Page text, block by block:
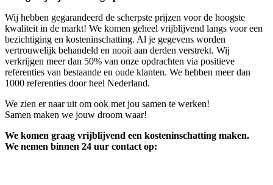
Wij hebben gegarandeerd de scherpste prijzen voor de hoogste
kwaliteit in de markt! We komen geheel vrijblijvend langs voor een
bezichtiging en kosteninschatting. Al je gegevens worden
vertrouwelijk behandeld en nooit aan derden verstrekt. Wij
verkrijgen meer dan 50% van onze opdrachten via positieve
referenties van bestaande en oude klanten. We hebben meer dan
1000 referenties door heel Nederland.
We zien er naar uit om ook met jou samen te werken!
Samen maken we jouw droom waar!
We komen graag vrijblijvend een kosteninschatting maken.
We nemen binnen 24 uur contact op: